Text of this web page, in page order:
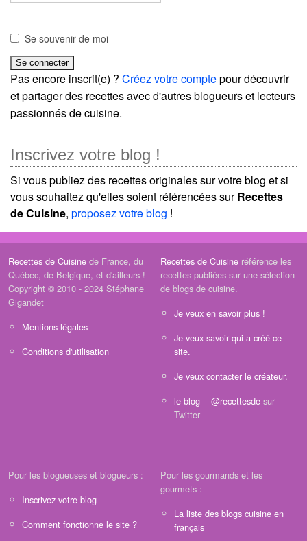
Se souvenir de moi
Pas encore inscrit(e) ? Créez votre comptepour découvrir
et partager des recettes avec d'autres blogueurs et lecteurs
passionnés de cuisine.
Inscrivez votre blog !
Si vous publiez des recettes originales sur votre blog et si
vous souhaitez qu'elles soient référencées surRecettes
de Cuisine, proposez votre blog !
Recettes de Cuisine de France, du
Québec, de Belgique, et d'ailleurs !
Copyright © 2010 - 2024 Stéphane
Gigandet
Mentions légales
Conditions d'utilisation
Recettes de Cuisine référence les
recettes publiées sur une sélection
de blogs de cuisine.
Je veux en savoir plus !
Je veux savoir qui a créé ce
site.
Je veux contacter le créateur.
le blog -- @recettesde sur
Twitter
Pour les blogueuses et blogueurs :
Inscrivez votre blog
Comment fonctionne le site ?
Pour les gourmands et les
gourmets :
La liste des blogs cuisine en
français